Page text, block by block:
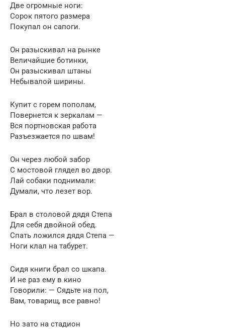
Две огромные ноги:
Сорок пятого размера
Покупал он сапоги.
Он разыскивал на рынке
Величайшие ботинки,
Он разыскивал штаны
Небывалой ширины.
Купит с горем пополам,
Повернется к зеркалам —
Вся портновская работа
Разъезжается по швам!
Он через любой забор
С мостовой глядел во двор.
Лай собаки поднимали:
Думали, что лезет вор.
Брал в столовой дядя Степа
Для себя двойной обед.
Спать ложился дядя Степа —
Ноги клал на табурет.
Сидя книги брал со шкапа.
И не раз ему в кино
Говорили: — Сядьте на пол,
Вам, товарищ, все равно!
Но зато на стадион